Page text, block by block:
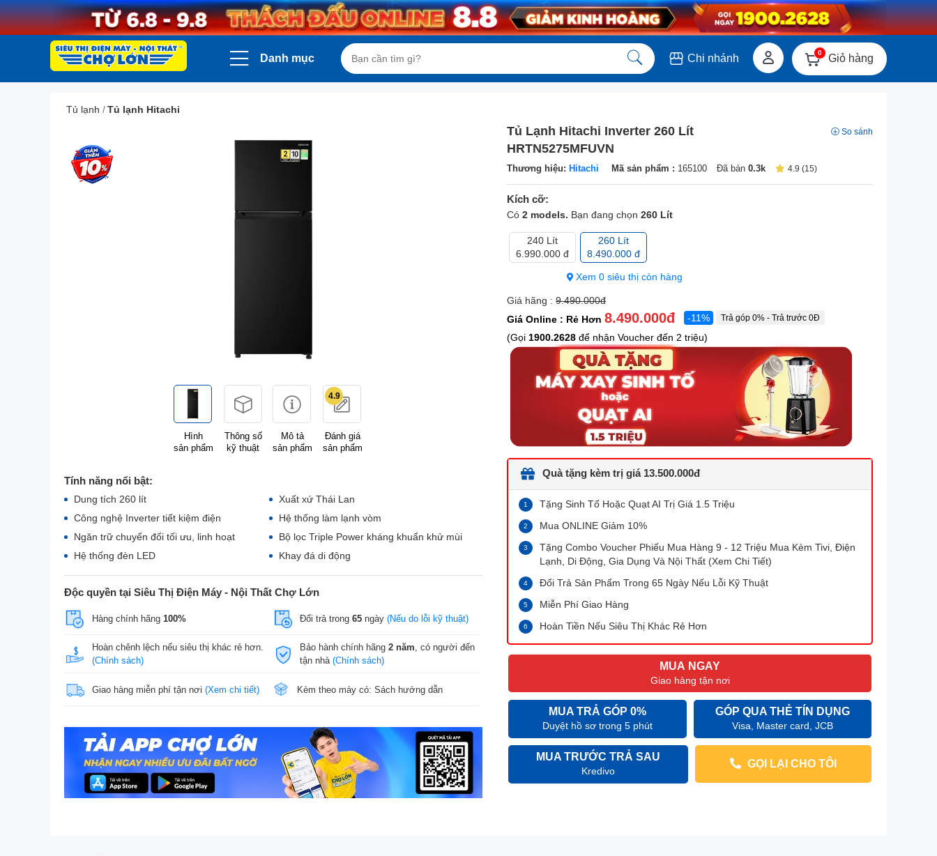
Danh mục Chi nhánh 0 Giỏ hàng
Tủ lạnh /Tủ lạnh Hitachi
Hình
sản phẩm
Thông số
kỹ thuật
Mô tả
sản phẩm
4.9
Đánh giá
sản phẩm
Tính năng nổi bật:
Dung tích 260 lít
Xuất xứ Thái Lan
Công nghệ Inverter tiết kiệm điện
Hệ thống làm lạnh vòm
Ngăn trữ chuyển đổi tối ưu, linh hoạt
Bộ lọc Triple Power kháng khuẩn khử mùi
Hệ thống đèn LED
Khay đá di động
Độc quyền tại Siêu Thị Điện Máy - Nội Thất Chợ Lớn
Hàng chính hãng 100% Đổi trả trong 65ngày (Nếu do lỗi kỹ thuật)
Hoàn chênh lệch nếu siêu thị khác rẻ hơn.
(Chính sách)
Bảo hành chính hãng 2 năm, có người đến
tận nhà (Chính sách)
Giao hàng miễn phí tận nơi (Xem chi tiết) Kèm theo máy có: Sách hướng dẫn
Tủ Lạnh Hitachi Inverter 260 Lít
HRTN5275MFUVN
Thương hiệu: Hitachi Mã sản phẩm : 165100 Đã bán 0.3k
So sánh
4.9 (15)
Kích cỡ:
Có 2 models. Bạn đang chọn 260 Lít
240 Lít
6.990.000 đ
260 Lít
8.490.000 đ
Xem 0 siêu thị còn hàng
Giá hãng : 9.490.000đ
Giá Online : Rẻ Hơn 8.490.000đ -11% Trả góp 0% - Trả trước 0Đ
(Gọi 1900.2628 để nhận Voucher đến 2 triệu)
Quà tặng kèm trị giá 13.500.000đ
Tặng Sinh Tố Hoặc Quạt AI Trị Giá 1.5 Triệu
Mua ONLINE Giảm 10%
Tặng Combo Voucher Phiếu Mua Hàng 9 - 12 Triệu Mua Kèm Tivi, Điện
Lạnh, Di Động, Gia Dụng Và Nội Thất (Xem Chi Tiết)
Đổi Trả Sản Phẩm Trong 65 Ngày Nếu Lỗi Kỹ Thuật
Miễn Phí Giao Hàng
Hoàn Tiền Nếu Siêu Thị Khác Rẻ Hơn
MUA NGAY
Giao hàng tận nơi
MUA TRẢ GÓP 0%
Duyệt hồ sơ trong 5 phút
GÓP QUA THẺ TÍN DỤNG
Visa, Master card, JCB
MUA TRƯỚC TRẢ SAU
Kredivo
GỌI LẠI CHO TÔI